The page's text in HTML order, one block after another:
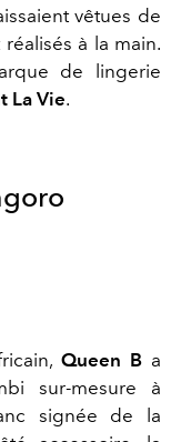
vêtues de
à la main.
de lingerie
La Vie.
Queen B a
sur-mesure à
signée de la